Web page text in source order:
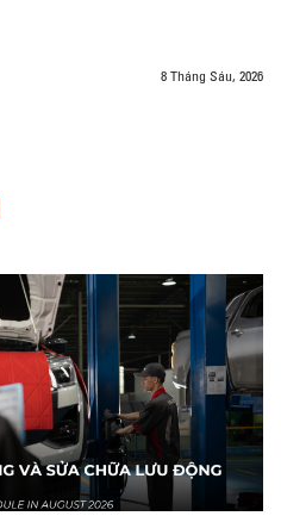
8 Tháng Sáu, 2026